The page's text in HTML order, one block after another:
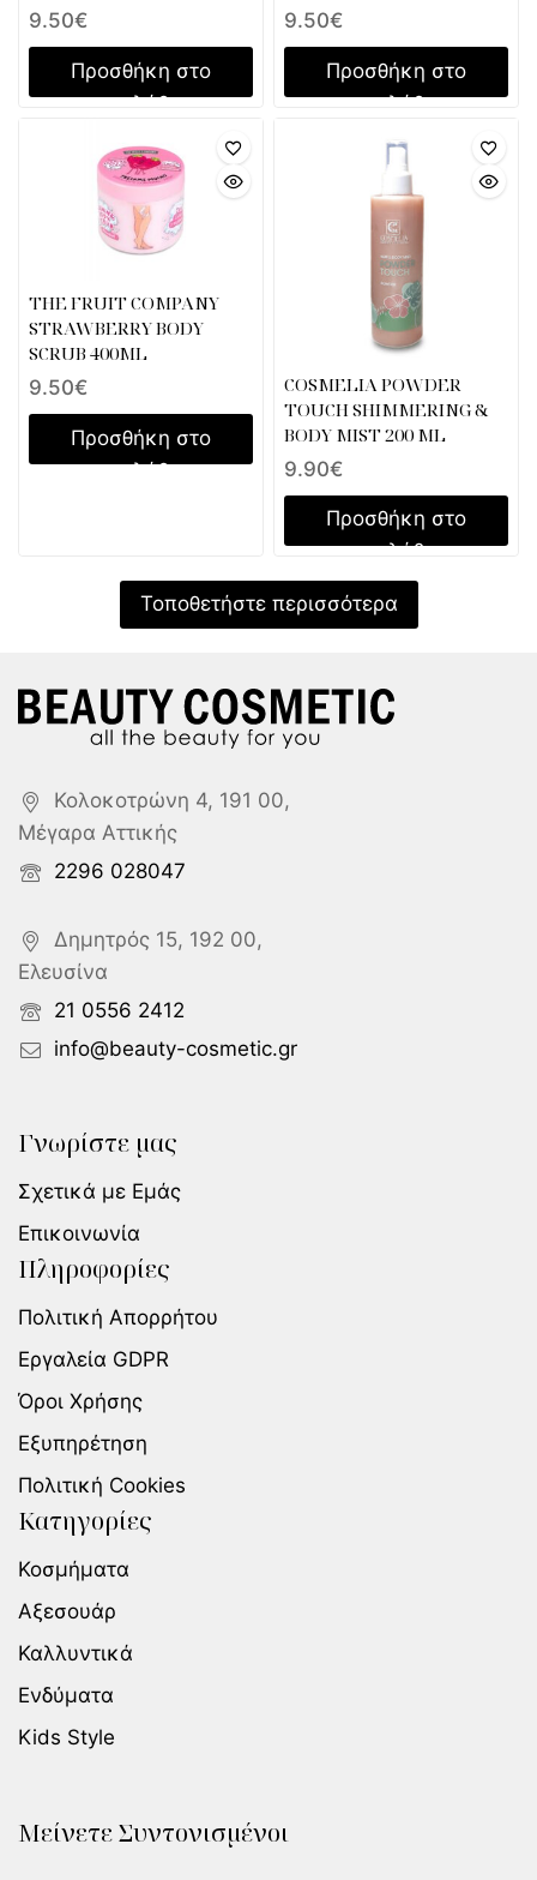
9.50€
Προσθήκη στο
καλάθι
9.50€
Προσθήκη στο
καλάθι
THE FRUIT COMPANY
STRAWBERRY BODY
SCRUB 400ML
9.50€
Προσθήκη στο
καλάθι
COSMELIA POWDER
TOUCH SHIMMERING &
BODY MIST 200 ML
9.90€
Προσθήκη στο
καλάθι
Τοποθετήστε περισσότερα
Κολοκοτρώνη 4, 191 00,
Μέγαρα Αττικής
2296 028047
Δημητρός 15, 192 00,
Ελευσίνα
21 0556 2412
info@beauty-cosmetic.gr
Γνωρίστε μας
Σχετικά με Εμάς
Επικοινωνία
Πληροφορίες
Πολιτική Απορρήτου
Εργαλεία GDPR
Όροι Χρήσης
Εξυπηρέτηση
Πολιτική Cookies
Κατηγορίες
Κοσμήματα
Αξεσουάρ
Καλλυντικά
Ενδύματα
Kids Style
Μείνετε Συντονισμένοι